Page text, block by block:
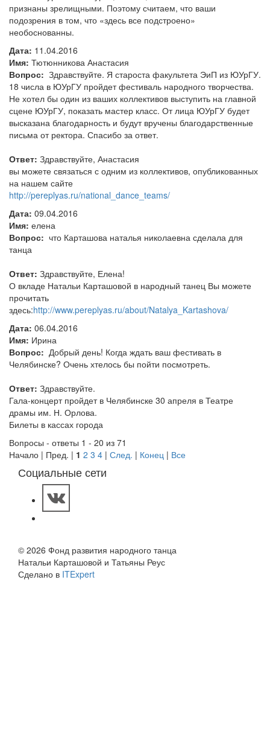
признаны зрелищными. Поэтому считаем, что ваши
подозрения в том, что «здесь все подстроено»
необоснованны.
Дата: 11.04.2016
Имя: Тютюнникова Анастасия
Вопрос: Здравствуйте. Я староста факультета ЭиП из ЮУрГУ.
18 числа в ЮУрГУ пройдет фестиваль народного творчества.
Не хотел бы один из ваших коллективов выступить на главной
сцене ЮУрГУ, показать мастер класс. От лица ЮУрГУ будет
высказана благодарность и будут вручены благодарственные
письма от ректора. Спасибо за ответ.
Ответ: Здравствуйте, Анастасия
вы можете связаться с одним из коллективов, опубликованных
на нашем сайте
http://pereplyas.ru/national_dance_teams/
Дата: 09.04.2016
Имя: елена
Вопрос: что Карташова наталья николаевна сделала для
танца
Ответ: Здравствуйте, Елена!
О вкладе Натальи Карташовой в народный танец Вы можете
прочитать
здесь:http://www.pereplyas.ru/about/Natalya_Kartashova/
Дата: 06.04.2016
Имя: Ирина
Вопрос: Добрый день! Когда ждать ваш фестивать в
Челябинске? Очень хтелось бы пойти посмотреть.
Ответ: Здравствуйте.
Гала-концерт пройдет в Челябинске 30 апреля в Театре
драмы им. Н. Орлова.
Билеты в кассах города
Вопросы - ответы 1 - 20 из 71
Начало | Пред. | 1 2 3 4 | След. | Конец | Все
Социальные сети
© 2026 Фонд развития народного танца
Натальи Карташовой и Татьяны Реус
Сделано в ITExpert